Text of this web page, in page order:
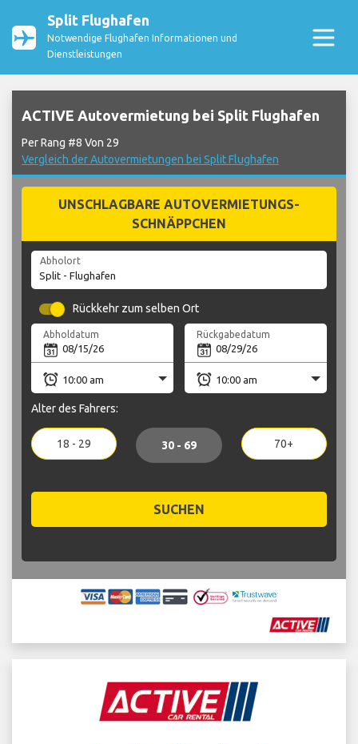
Split Flughafen
Notwendige Flughafen Informationen und
Dienstleistungen
ACTIVE Autovermietung bei Split Flughafen
Per Rang #8 Von 29
Vergleich der Autovermietungen bei Split Flughafen
UNSCHLAGBARE AUTOVERMIETUNGS-
SCHNÄPPCHEN
Abholort
Rückkehr zum selben Ort
Abholdatum Rückgabedatum
Alter des Fahrers:
18 - 29 30 - 69 70+
SUCHEN